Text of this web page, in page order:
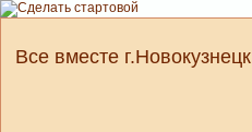
Все вместе г.Новокузнецк